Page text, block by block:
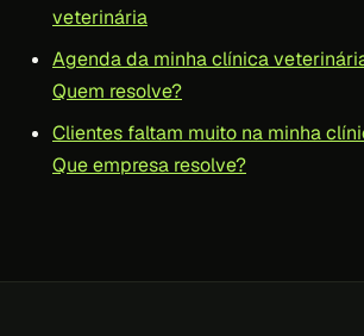
veterinária
Agenda da minha clínica
Quem resolve?
Clientes faltam muito na minha
Que empresa resolve?